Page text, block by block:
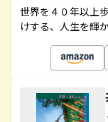
世界を４０年以上
けする、人生を輝